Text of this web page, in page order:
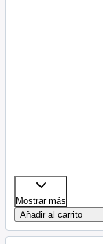
Mostrar más
Añadir al carrito